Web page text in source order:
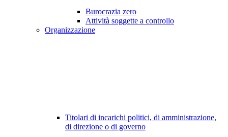
Burocrazia zero
Attività soggette a controllo
Organizzazione
Titolari di incarichi politici, di amministrazione,
di direzione o di governo